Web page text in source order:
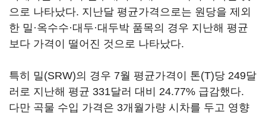
으로 나타났다. 지난달 평균가격으로는 원당을 제외
한 밀·옥수수·대두·대두박 품목의 경우 지난해 평균
보다 가격이 떨어진 것으로 나타났다.
특히 밀(SRW)의 경우 7월 평균가격이 톤(T)당 249달
러로 지난해 평균 331달러 대비 24.77% 급감했다.
다만 곡물 수입 가격은 3개월가량 시차를 두고 영향